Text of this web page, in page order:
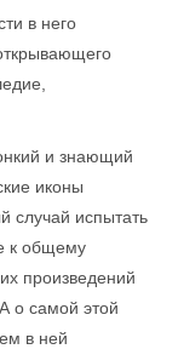
в него
и знающий
иконы
случай испытать
к общему
произведений
о самой этой
в ней